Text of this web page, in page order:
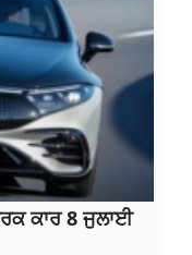
ਕਾਰ 8 ਜੁਲਾਈ